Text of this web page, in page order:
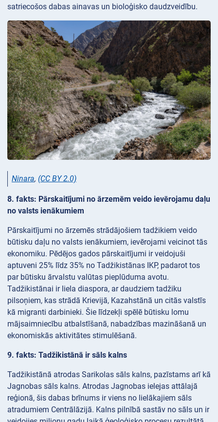
satriecošos dabas ainavas un bioloģisko daudzveidību.
Ninara, (CC BY 2.0)
8. fakts: Pārskaitījumi no ārzemēm veido ievērojamu daļu
no valsts ienākumiem
Pārskaitījumi no ārzemēs strādājošiem tadžikiem veido
būtisku daļu no valsts ienākumiem, ievērojami veicinot tās
ekonomiku. Pēdējos gados pārskaitījumi ir veidojuši
aptuveni 25% līdz 35% no Tadžikistānas IKP, padarot tos
par būtisku ārvalstu valūtas pieplūduma avotu.
Tadžikistānai ir liela diaspora, ar daudziem tadžiku
pilsoņiem, kas strādā Krievijā, Kazahstānā un citās valstīs
kā migranti darbinieki. Šie līdzekļi spēlē būtisku lomu
mājsaimniecību atbalstīšanā, nabadzības mazināšanā un
ekonomiskās aktivitātes stimulēšanā.
9. fakts: Tadžikistānā ir sāls kalns
Tadžikistānā atrodas Sarikolas sāls kalns, pazīstams arī kā
Jagnobas sāls kalns. Atrodas Jagnobas ielejas attālajā
reģionā, šis dabas brīnums ir viens no lielākajiem sāls
atradumiem Centrālāzijā. Kalns pilnībā sastāv no sāls un ir